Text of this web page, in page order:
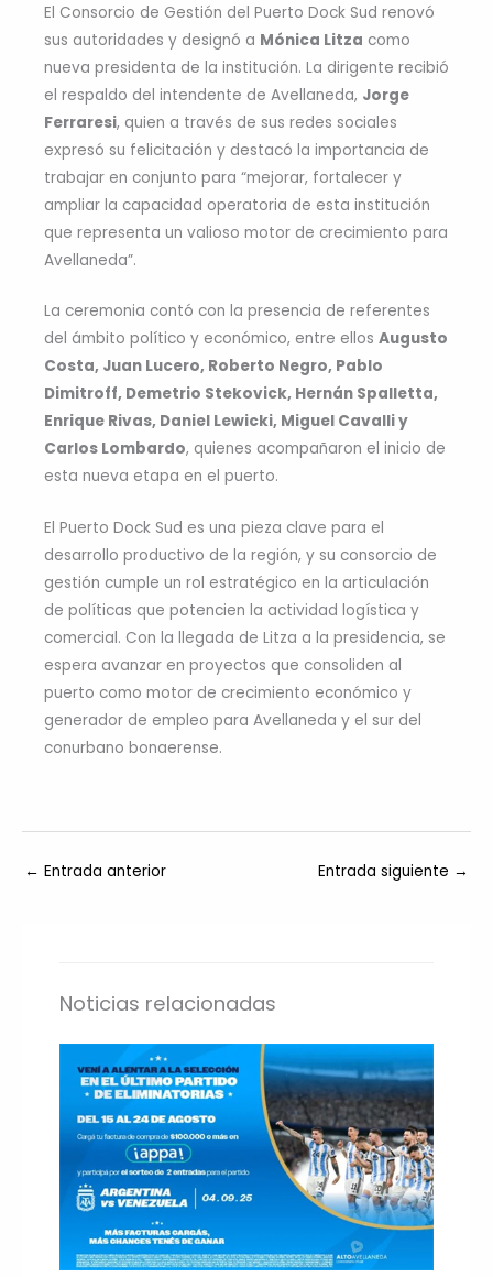
El Consorcio de Gestión del Puerto Dock Sud renovó
sus autoridades y designó a Mónica Litza como
nueva presidenta de la institución. La dirigente recibió
el respaldo del intendente de Avellaneda, Jorge
Ferraresi, quien a través de sus redes sociales
expresó su felicitación y destacó la importancia de
trabajar en conjunto para “mejorar, fortalecer y
ampliar la capacidad operatoria de esta institución
que representa un valioso motor de crecimiento para
Avellaneda”.
La ceremonia contó con la presencia de referentes
del ámbito político y económico, entre ellos Augusto
Costa, Juan Lucero, Roberto Negro, Pablo
Dimitroff, Demetrio Stekovick, Hernán Spalletta,
Enrique Rivas, Daniel Lewicki, Miguel Cavalli y
Carlos Lombardo, quienes acompañaron el inicio de
esta nueva etapa en el puerto.
El Puerto Dock Sud es una pieza clave para el
desarrollo productivo de la región, y su consorcio de
gestión cumple un rol estratégico en la articulación
de políticas que potencien la actividad logística y
comercial. Con la llegada de Litza a la presidencia, se
espera avanzar en proyectos que consoliden al
puerto como motor de crecimiento económico y
generador de empleo para Avellaneda y el sur del
conurbano bonaerense.
← Entrada anterior Entrada siguiente →
Noticias relacionadas